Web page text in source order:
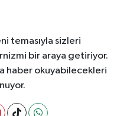
temasıyla sizleri
bir araya getiriyor.
haber okuyabilecekleri